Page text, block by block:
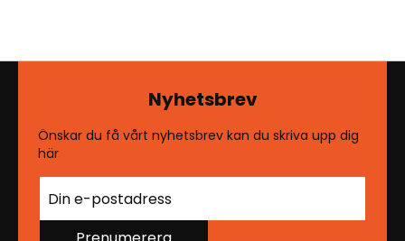
Nyhetsbrev
Önskar du få vårt nyhetsbrev kan du skriva upp dig
här